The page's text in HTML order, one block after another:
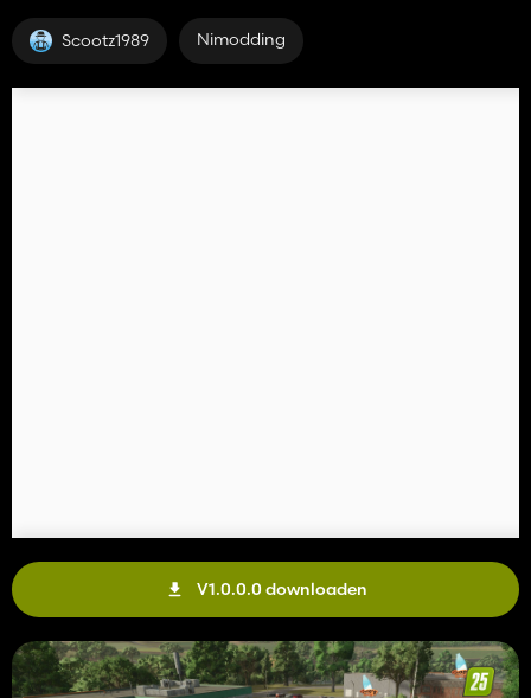
Scootz1989 Nimodding
V1.0.0.0 downloaden